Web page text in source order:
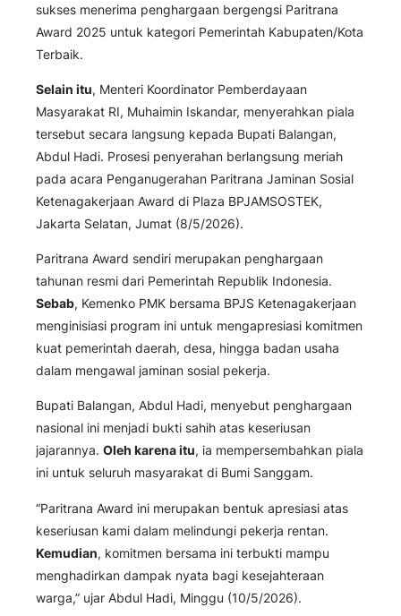
sukses menerima penghargaan bergengsi Paritrana
Award 2025 untuk kategori Pemerintah Kabupaten/Kota
Terbaik.
Selain itu, Menteri Koordinator Pemberdayaan
Masyarakat RI, Muhaimin Iskandar, menyerahkan piala
tersebut secara langsung kepada Bupati Balangan,
Abdul Hadi. Prosesi penyerahan berlangsung meriah
pada acara Penganugerahan Paritrana Jaminan Sosial
Ketenagakerjaan Award di Plaza BPJAMSOSTEK,
Jakarta Selatan, Jumat (8/5/2026).
Paritrana Award sendiri merupakan penghargaan
tahunan resmi dari Pemerintah Republik Indonesia.
Sebab, Kemenko PMK bersama BPJS Ketenagakerjaan
menginisiasi program ini untuk mengapresiasi komitmen
kuat pemerintah daerah, desa, hingga badan usaha
dalam mengawal jaminan sosial pekerja.
Bupati Balangan, Abdul Hadi, menyebut penghargaan
nasional ini menjadi bukti sahih atas keseriusan
jajarannya. Oleh karena itu, ia mempersembahkan piala
ini untuk seluruh masyarakat di Bumi Sanggam.
“Paritrana Award ini merupakan bentuk apresiasi atas
keseriusan kami dalam melindungi pekerja rentan.
Kemudian, komitmen bersama ini terbukti mampu
menghadirkan dampak nyata bagi kesejahteraan
warga,” ujar Abdul Hadi, Minggu (10/5/2026).